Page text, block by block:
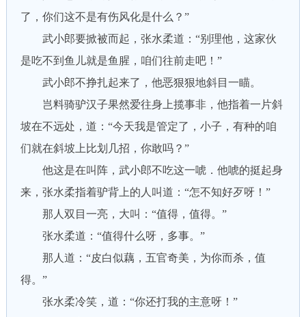
了，你们这不是有伤风化是什么？”
武小郎要掀被而起，张水柔道：“别理他，这家伙
是吃不到鱼儿就是鱼腥，咱们往前走吧！”
武小郎不挣扎起来了，他恶狠狠地斜目一瞄。
岂料骑驴汉子果然爱往身上揽事非，他指着一片斜
坡在不远处，道：“今天我是管定了，小子，有种的咱
们就在斜坡上比划几招，你敢吗？”
他这是在叫阵，武小郎不吃这一唬．他唬的挺起身
来，张水柔指着驴背上的人叫道：“怎不知好歹呀！”
那人双目一亮，大叫：“值得，值得。”
张水柔道：“值得什么呀，多事。”
那人道：“皮白似藕，五官奇美，为你而杀，值
得。”
张水柔冷笑，道：“你还打我的主意呀！”